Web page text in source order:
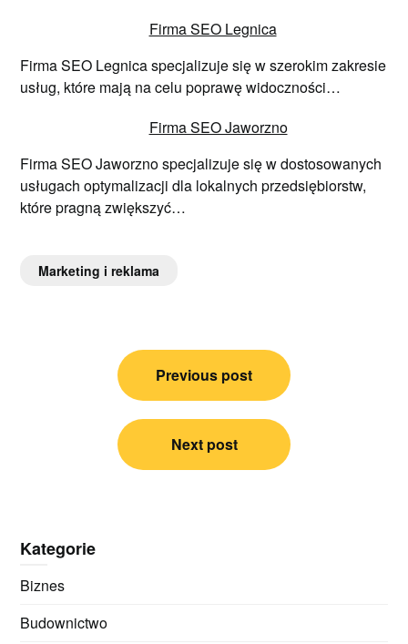
Firma SEO Legnica
Firma SEO Legnica specjalizuje się w szerokim zakresie
usług, które mają na celu poprawę widoczności…
Firma SEO Jaworzno
Firma SEO Jaworzno specjalizuje się w dostosowanych
usługach optymalizacji dla lokalnych przedsiębiorstw,
które pragną zwiększyć…
Marketing i reklama
Nawigacja
Previous post
Next post
Kategorie
Biznes
Budownictwo